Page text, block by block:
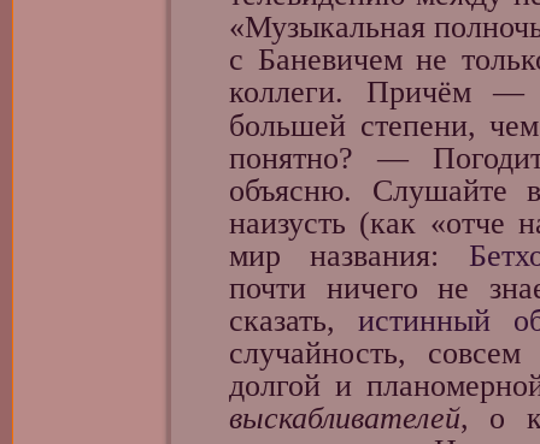
«Музыкальная
с Баневичем не
коллеги. Причём —
большей степени,
понятно? —
объясню. Слушайте
наизусть (как «отче
мир названия:
почти ничего не
сказать, истинный
случайность,
долгой и
выскабливателей, о